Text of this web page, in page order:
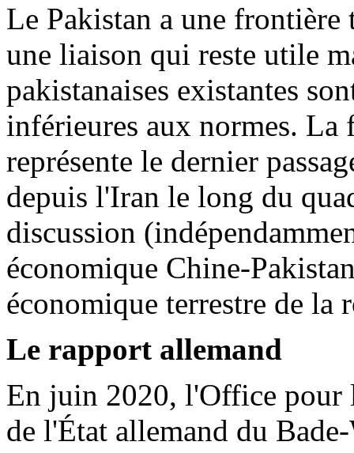
Le Pakistan a une
une liaison qui reste utile
pakistanaises existantes
inférieures aux normes.
représente le dernier
depuis l'Iran le long du
discussion
économique Chine-
économique terrestre de la
Le rapport allemand
En juin 2020, l'Office pour
de l'État allemand du